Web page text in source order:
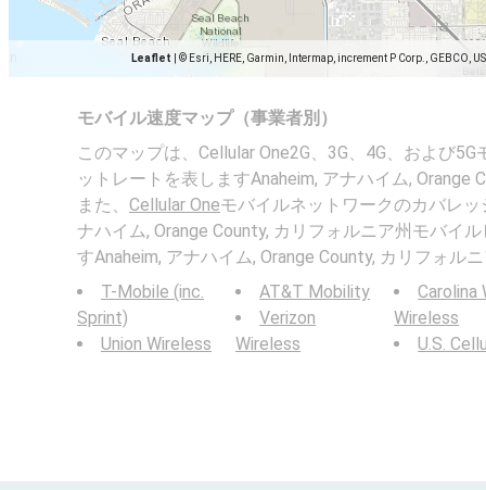
Leaflet © Esri, HERE, Garmin, Intermap, increment P Corp., GEBCO,
モバイル速度マップ（事業者別）
このマップは、Cellular One2G、3G、4G、および
ットレートを表しますAnaheim, アナハイム, Orange
また、 Cellular Oneモバイルネットワークのカバレッ
ナハイム, Orange County, カリフォルニア州モバイ
すAnaheim, アナハイム, Orange County, カリフォル
T-Mobile (inc.
Sprint)
Union Wireless
AT&T Mobility
Verizon
Wireless
Carolina
Wireless
U.S.